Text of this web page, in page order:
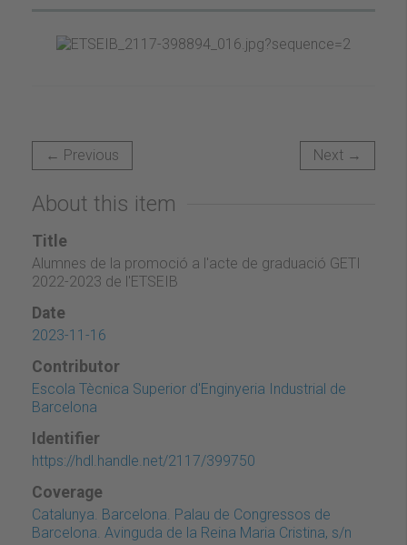
← Previous Next →
About this item
Title
Alumnes de la promoció a l'acte de graduació GETI
2022-2023 de l'ETSEIB
Date
2023-11-16
Contributor
Escola Tècnica Superior d'Enginyeria Industrial de
Barcelona
Identifier
https://hdl.handle.net/2117/399750
Coverage
Catalunya. Barcelona. Palau de Congressos de
Barcelona. Avinguda de la Reina Maria Cristina, s/n